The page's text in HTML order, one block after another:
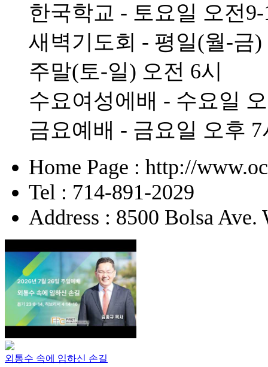
한국학교 - 토요일 오전9-
새벽기도회 - 평일(월-금)
주말(토-일) 오전 6시
수요여성에배 - 수요일
금요예배 - 금요일 오후 7
Home Page : http://
Tel : 714-891-2029
Address : 8500 Bolsa Ave.
외통수 속에 임하신 손길